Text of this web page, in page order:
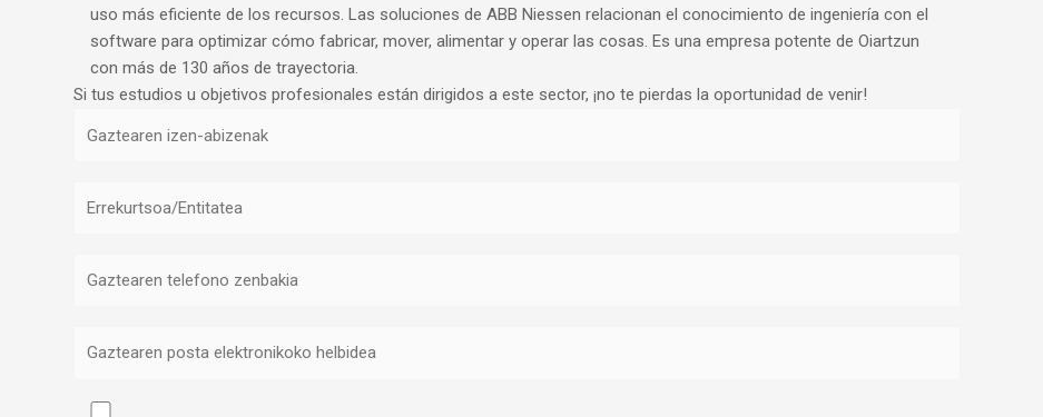
uso más eficiente de los recursos. Las soluciones de ABB Niessen relacionan el conocimiento de ingeniería con el
software para optimizar cómo fabricar, mover, alimentar y operar las cosas. Es una empresa potente de Oiartzun
con más de 130 años de trayectoria.
Si tus estudios u objetivos profesionales están dirigidos a este sector, ¡no te pierdas la oportunidad de venir!